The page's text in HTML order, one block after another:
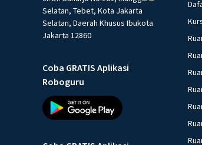
Selatan, Tebet, Kota Jakarta
Selatan, Daerah Khusus Ibukota
Jakarta 12860
Coba GRATIS Aplikasi
Roboguru